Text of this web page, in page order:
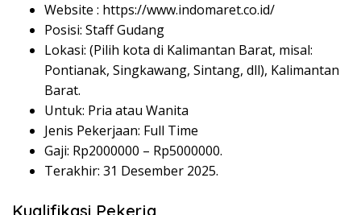
Website : https://www.indomaret.co.id/
Posisi: Staff Gudang
Lokasi: (Pilih kota di Kalimantan Barat, misal:
Pontianak, Singkawang, Sintang, dll), Kalimantan
Barat.
Untuk: Pria atau Wanita
Jenis Pekerjaan: Full Time
Gaji: Rp2000000 – Rp5000000.
Terakhir: 31 Desember 2025.
Kualifikasi Pekerja